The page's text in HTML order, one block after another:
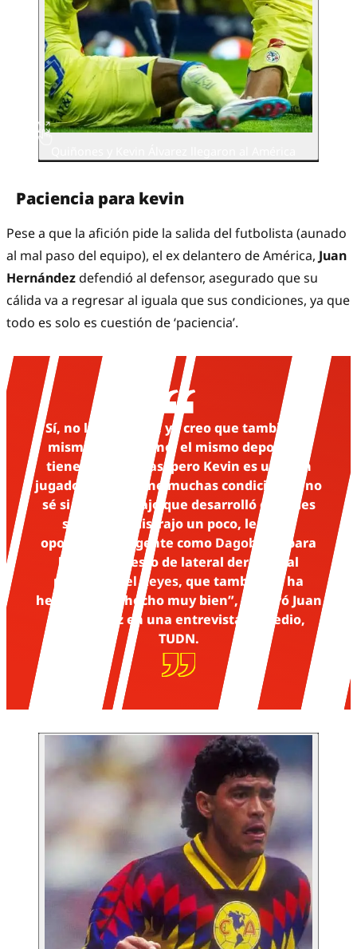
Paciencia para kevin
Pese a que la afición pide la salida del futbolista (aunado
al mal paso del equipo), el ex delantero de América, Juan
Hernándezdefendió al defensor, asegurado que su
cálida va a regresar al iguala que sus condiciones, ya que
todo es solo es cuestión de ‘paciencia’.
Sí, no lo entiendo, yo creo que también el
mismo ser humano, el mismo deportista
tiene altas y bajas, pero Kevin es un gran
jugador, Kevin tiene muchas condiciones, no
sé si por el trabajo que desarrolló en redes
sociales se distrajo un poco, le dio la
oportunidad a gente como Dagoberto
para
llegar al puesto de lateral derecho, al
mismo
Israel Reyes, que también lo ha
hecho y lo ha hecho muy bien”, declaró Juan
Hernández en una entrevista al medio,
TUDN.